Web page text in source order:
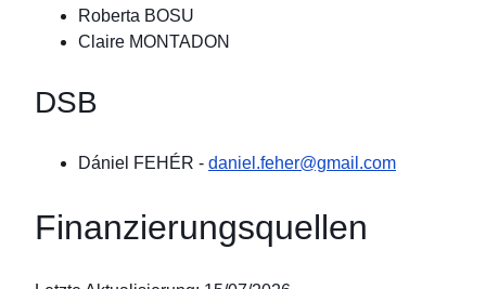
Roberta BOSU
Claire MONTADON
DSB
Dániel FEHÉR - daniel.feher@gmail.com
Finanzierungsquellen